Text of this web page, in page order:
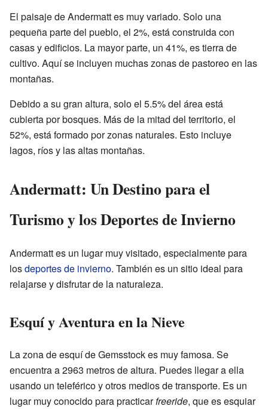
El paisaje de Andermatt es muy variado. Solo una
pequeña parte del pueblo, el 2%, está construida con
casas y edificios. La mayor parte, un 41%, es tierra de
cultivo. Aquí se incluyen muchas zonas de pastoreo en las
montañas.
Debido a su gran altura, solo el 5.5% del área está
cubierta por bosques. Más de la mitad del territorio, el
52%, está formado por zonas naturales. Esto incluye
lagos, ríos y las altas montañas.
Andermatt: Un Destino para el
Turismo y los Deportes de Invierno
Andermatt es un lugar muy visitado, especialmente para
losdeportes de invierno. También es un sitio ideal para
relajarse y disfrutar de la naturaleza.
Esquí y Aventura en la Nieve
La zona de esquí de Gemsstock es muy famosa. Se
encuentra a 2963 metros de altura. Puedes llegar a ella
usando un teleférico y otros medios de transporte. Es un
lugar muy conocido para practicarfreeride, que es esquiar